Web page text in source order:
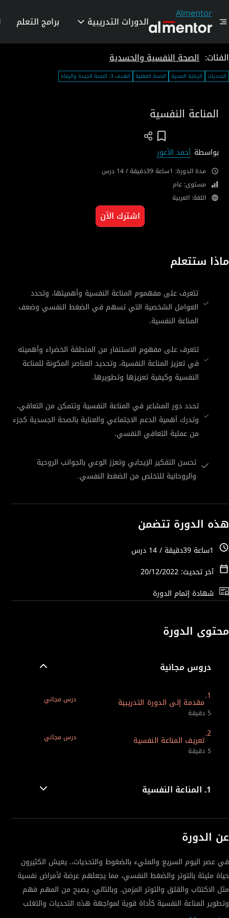
Almentor
الدورات التدريبية برامج التعلم
الفئات: الصحة النفسية والجسدية
التحديات الرعاية الصحية الصحة العقلية الهدف 3: الصحة الجيدة والرفاه
المناعة النفسية
بواسطة أحمد الأعور
مدة الدورة: 1ساعة 39دقيقة / 14 درس
مستوى: عام
اللغة: العربية
اشترك الآن
ماذا ستتعلم
تتعرف على مفهموم المناعة النفسية وأهميتها، وتحدد
العوامل الشخصية التي تسهم في الضغط النفسي وضعف
المناعة النفسية.
تتعرف على مفهوم الاستنفار من المنطقة الخضراء وأهميته
في تعزيز المناعة النفسية، وتحديد العناصر المكونة للمناعة
النفسية وكيفية تعزيزها وتطويرها.
تحدد دور المشاعر في المناعة النفسية وتتمكن من التعافي،
وتدرك أهمية الدعم الاجتماعي والعناية بالصحة الجسدية كجزء
من عملية التعافي النفسي.
تحسن التفكير الإيجابي وتعزز الوعي بالجوانب الروحية
والروحانية للتخلص من الضغط النفسي.
هذه الدورة تتضمن
آخر تحديث: 20/12/2022
شهادة إتمام الدورة
محتوى الدورة
دروس مجانية
1.
مقدمة إلى الدورة التدريبية
درس مجاني
5 دقيقة
2.
تعريف المناعة النفسية
درس مجاني
5 دقيقة
1. المناعة النفسية
عن الدورة
في عصر اليوم السريع والمليء بالضغوط والتحديات،. يعيش الكثيرون
حياة مليئة بالتوتر والضغط النفسي، مما يجعلهم عرضة لأمراض نفسية
مثل الاكتئاب والقلق والتوتر المزمن. وبالتالي، يصبح من المهم فهم
وتطوير المناعة النفسية كأداة قوية لمواجهة هذه التحديات والتغلب